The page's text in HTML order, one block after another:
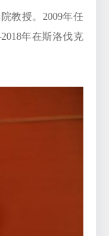
教授。2009年任
年在斯洛伐克